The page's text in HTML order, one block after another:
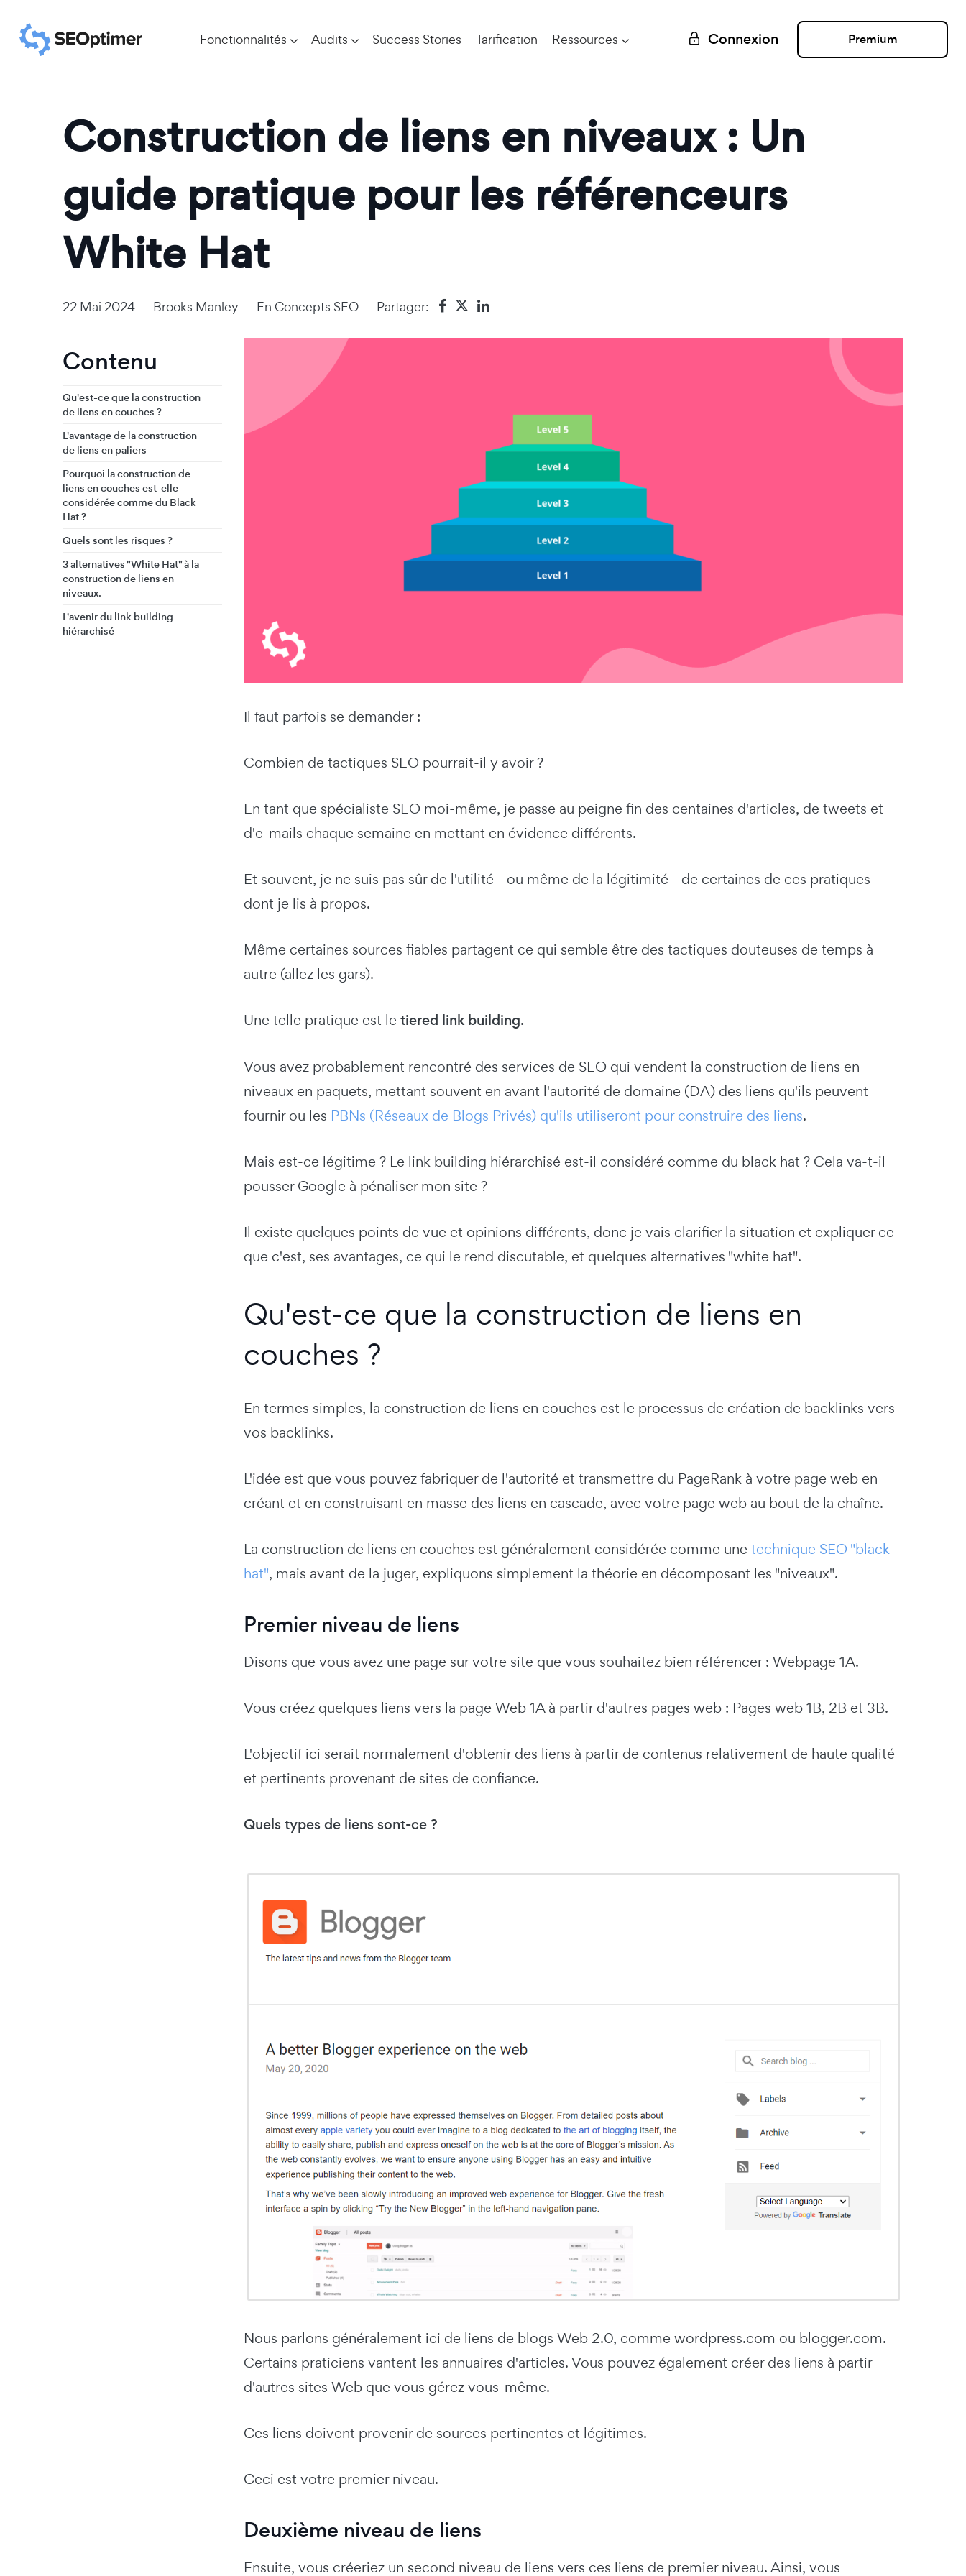
Fonctionnalités Audits Success Stories Tarification Ressources Connexion Premium
Construction de liens en niveaux : Un
guide pratique pour les référenceurs
White Hat
22 Mai 2024 Brooks Manley En Concepts SEO Partager:
Contenu
Qu'est-ce que la construction
de liens en couches ?
L'avantage de la construction
de liens en paliers
Pourquoi la construction de
liens en couches est-elle
considérée comme du Black
Hat ?
Quels sont les risques ?
3 alternatives "White Hat" à la
construction de liens en
niveaux.
L'avenir du link building
hiérarchisé
Il faut parfois se demander :
Combien de tactiques SEO pourrait-il y avoir ?
En tant que spécialiste SEO moi-même, je passe au peigne fin des centaines d'articles, de tweets et
d'e-mails chaque semaine en mettant en évidence différents.
Et souvent, je ne suis pas sûr de l'utilité—ou même de la légitimité—de certaines de ces pratiques
dont je lis à propos.
Même certaines sources fiables partagent ce qui semble être des tactiques douteuses de temps à
autre (allez les gars).
Une telle pratique est le tiered link building.
Vous avez probablement rencontré des services de SEO qui vendent la construction de liens en
niveaux en paquets, mettant souvent en avant l'autorité de domaine (DA) des liens qu'ils peuvent
fournir ou les PBNs (Réseaux de Blogs Privés) qu'ils utiliseront pour construire des liens.
Mais est-ce légitime ? Le link building hiérarchisé est-il considéré comme du black hat ? Cela va-t-il
pousser Google à pénaliser mon site ?
Il existe quelques points de vue et opinions différents, donc je vais clarifier la situation et expliquer ce
que c'est, ses avantages, ce qui le rend discutable, et quelques alternatives "white hat".
Qu'est-ce que la construction de liens en
couches ?
En termes simples, la construction de liens en couches est le processus de création de backlinks vers
vos backlinks.
L'idée est que vous pouvez fabriquer de l'autorité et transmettre du PageRank à votre page web en
créant et en construisant en masse des liens en cascade, avec votre page web au bout de la chaîne.
La construction de liens en couches est généralement considérée comme une technique SEO "black
hat", mais avant de la juger, expliquons simplement la théorie en décomposant les "niveaux".
Premier niveau de liens
Disons que vous avez une page sur votre site que vous souhaitez bien référencer : Webpage 1A.
Vous créez quelques liens vers la page Web 1A à partir d'autres pages web : Pages web 1B, 2B et 3B.
L'objectif ici serait normalement d'obtenir des liens à partir de contenus relativement de haute qualité
et pertinents provenant de sites de confiance.
Quels types de liens sont-ce ?
Nous parlons généralement ici de liens de blogs Web 2.0, comme wordpress.com ou blogger.com.
Certains praticiens vantent les annuaires d'articles. Vous pouvez également créer des liens à partir
d'autres sites Web que vous gérez vous-même.
Ces liens doivent provenir de sources pertinentes et légitimes.
Ceci est votre premier niveau.
Deuxième niveau de liens
Ensuite, vous créeriez un second niveau de liens vers ces liens de premier niveau. Ainsi, vous